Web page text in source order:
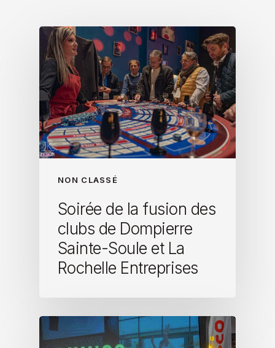
NON CLASSÉ
Soirée de la fusion des
clubs de Dompierre
Sainte-Soule et La
Rochelle Entreprises